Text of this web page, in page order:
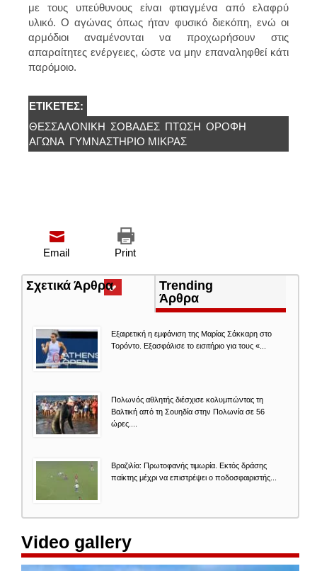
με τους υπεύθυνους είναι φτιαγμένα από ελαφρύ
υλικό. Ο αγώνας όπως ήταν φυσικό διεκόπη, ενώ οι
αρμόδιοι αναμένονται να προχωρήσουν στις
απαραίτητες ενέργειες, ώστε να μην επαναληφθεί κάτι
παρόμοιο.
ΕΤΙΚΈΤΕΣ:
ΘΕΣΣΑΛΟΝΊΚΗ ΣΟΒΆΔΕΣ ΠΤΏΣΗ ΟΡΟΦΉ
ΑΓΩΝΑ ΓΥΜΝΑΣΤΉΡΙΟ ΜΊΚΡΑΣ
Print
Email
Σχετικά Άρθρα(ενεργή
καρτέλα)
Trending
Άρθρα
Εξαιρετική η εμφάνιση της Μαρίας Σάκκαρη στο
Τορόντο. Εξασφάλισε το εισιτήριο για τους «...
Πολωνός αθλητής διέσχισε κολυμπώντας τη
Βαλτική από τη Σουηδία στην Πολωνία σε 56
ώρες....
Βραζιλία: Πρωτοφανής τιμωρία. Εκτός δράσης
παίκτης μέχρι να επιστρέψει ο ποδοσφαιριστής...
Video gallery